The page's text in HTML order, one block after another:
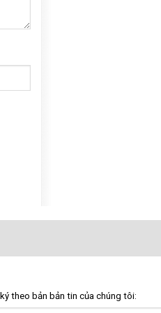
theo bản bản tin của chúng tôi: